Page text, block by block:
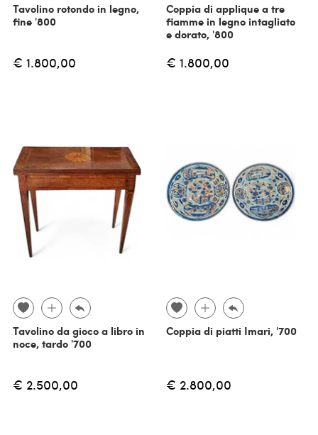
Tavolino rotondo in legno,
fine '800
€ 1.800,00
Coppia di applique a tre
fiamme in legno intagliato
e dorato, '800
€ 1.800,00
Tavolino da gioco a libro in
noce, tardo '700
€ 2.500,00
Coppia di piatti Imari, '700
€ 2.800,00